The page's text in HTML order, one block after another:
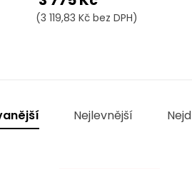
(3 119,83 Kč bez DPH)
Nejlevnější